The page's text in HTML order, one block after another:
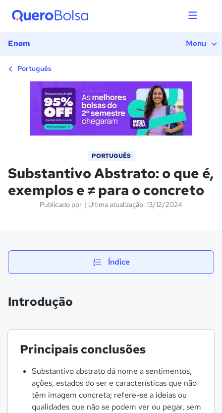
Enem Menu
Português
PORTUGUÊS
Substantivo Abstrato: o que é,
exemplos e ≠ para o concreto
Publicado por | Última atualização: 13/12/2024
Índice
1) Introdução
3) Como saber se um substantivo é abstrato?
5) Substantivo concreto e substantivo abstrato
6) Exercícios
Introdução
Principais conclusões
Substantivo abstrato dá nome a sentimentos,
ações, estados do ser e características que não
têm imagem concreta; refere-se a ideias ou
qualidades que não se podem ver ou pegar, sem